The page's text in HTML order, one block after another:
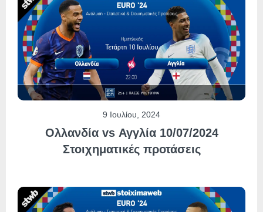
9 Ιουλίου, 2024
Ολλανδία vs Αγγλία 10/07/2024
Στοιχηματικές προτάσεις